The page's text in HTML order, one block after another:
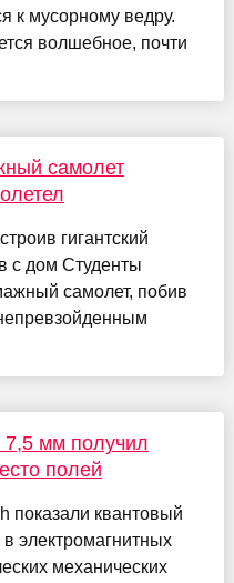
к мусорному ведру.
волшебное, почти
самолет
гигантский
с дом Студенты
самолет, побив
7,5 мм получил
полей
показали квантовый
электромагнитных
механических